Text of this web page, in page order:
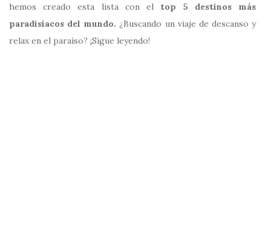
hemos creado esta lista con el top 5 destinos más
paradisíacos del mundo. ¿Buscando un viaje de descanso y
relax en el paraíso? ¡Sigue leyendo!